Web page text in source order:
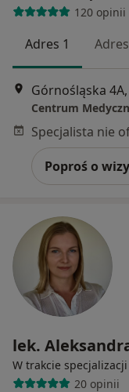
120 opinii
Adres 1
Górnośląska
Centrum
Poproś o
lek.
W trakcie
20 opinii